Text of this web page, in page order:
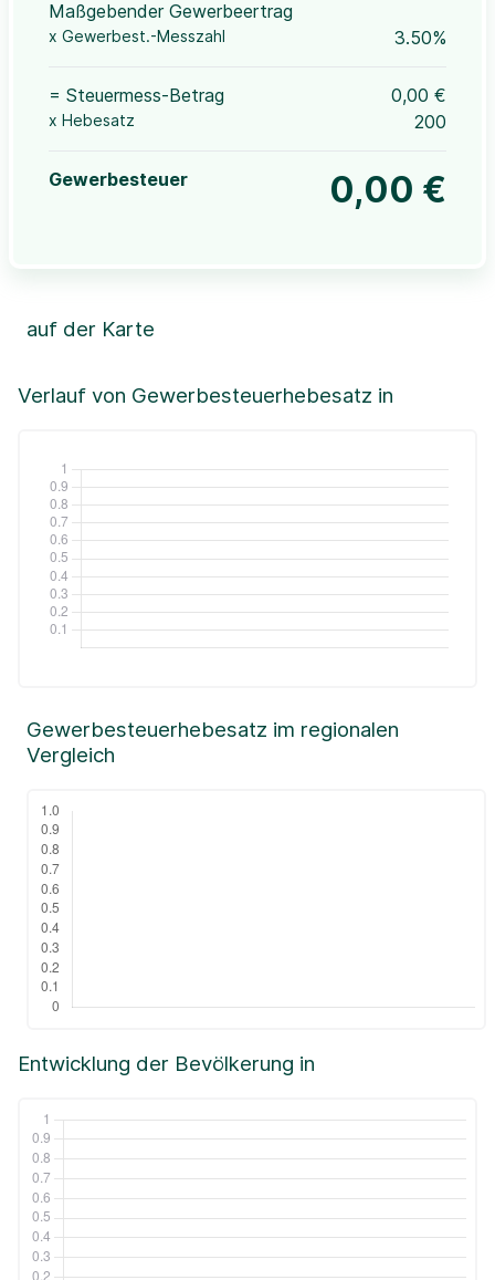
Maßgebender Gewerbeertrag
x Gewerbest.-Messzahl 3.50%
= Steuermess-Betrag 0,00 €
x Hebesatz 200
Gewerbesteuer 0,00 €
Verlauf von Gewerbesteuerhebesatz in
auf der Karte
+
Leaflet|©OpenStreetMap, ©CartoDB,
Entwicklung der Bevölkerung in
Gewerbesteuerhebesatz im regionalen
Vergleich